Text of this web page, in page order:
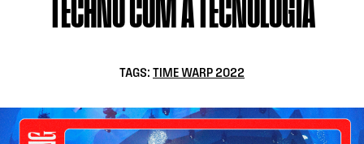
TECHNO COM A TECNOLOGIA
TAGS: TIME WARP 2022